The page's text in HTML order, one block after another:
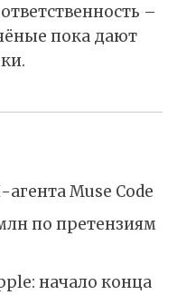
–
пока дают
Muse Code
по претензиям
начало конца